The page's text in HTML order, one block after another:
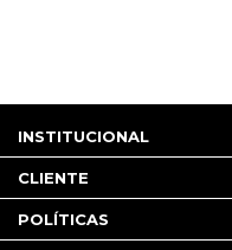
INSTITUCIONAL
CLIENTE
POLÍTICAS